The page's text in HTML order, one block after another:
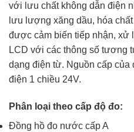
với lưu chất không dẫn điện
lưu lượng xăng dầu, hóa
được cảm biến tiếp nhận, xử
LCD với các thông số tương
dạng điện từ. Nguồn cấp
điện 1 chiều 24V.
Phân loại theo cấp độ đo:
Đồng hồ đo nước cấp A